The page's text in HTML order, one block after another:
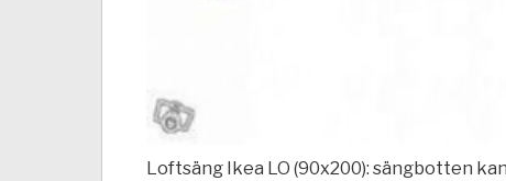
Loftsäng Ikea LO (90x200): sängbotten